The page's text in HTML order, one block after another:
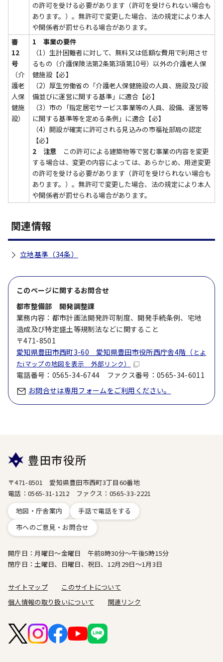
の許可を受ける必要があります（許可を受けられない場合も
あります。）。無許可で変更した場合、法の規定により本人
や関係者が罰せられる場合があります。
審
12
号
（介
護老
人保
健施
設）
1 事業の要件
（1）生計困難者に対して、無料又は低額な費用で利用させ
るもの（介護保険法第2条第3項第10号）以外の介護老人保
健施設【必】
（2）厚生労働省の「介護老人保健施設の人員、施設及び設
備並びに運営に関する基準」に適合【必】
（3）市の「指定居宅サービス事業等の人員、設備、運営等
に関する基準等を定める条例」に適合【必】
（4）開設が確実に許可される見込みの市福祉部局の認定
【必】
2 注意 この許可による建築物等で営む事業の内容を変更
する場合は、変更の内容によっては、あらかじめ、用途変更
の許可を受ける必要があります（許可を受けられない場合も
あります。）。無許可で変更した場合、法の規定により本人
や関係者が罰せられる場合があります。
関連情報
立地基準（34条）
このページに関するお問合せ
都市整備部 開発調整課
業務内容：都市計画法開発許可制度、開発手続条例、宅地
造成及び特定盛土等規制法などに関すること
〒471-8501
愛知県豊田市西町3-60 愛知県豊田市役所西庁舎4階（ とよ
たiマップの地図を表示 外部リンク）
電話番号：0565-34-6744 ファクス番号：0565-34-6011
お問合せは専用フォームをご利用ください。
豊田市役所
〒471-8501 愛知県豊田市西町3丁目60番地
電話：0565-31-1212 ファクス：0565-33-2221
地図・庁舎案内
手話で電話をする
市へのご意見・お問合せ
開庁日：月曜日～金曜日 午前8時30分～午後5時15分
閉庁日：土曜日、日曜日、祝日、12月29日～1月3日
サイトマップ
このサイトについて
個人情報の取り扱いについて
関連リンク